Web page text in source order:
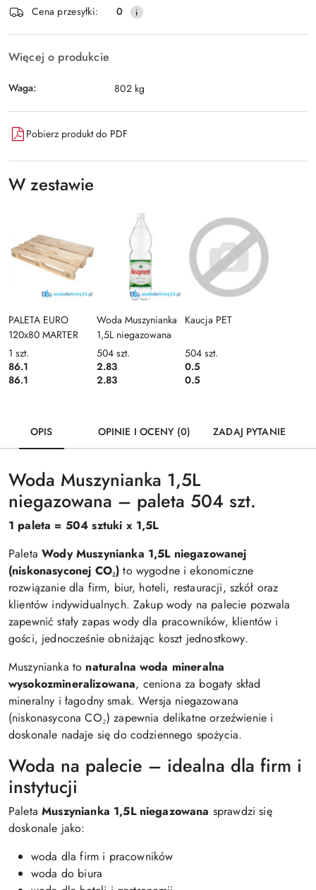
dostawa
Cena przesyłki:
0
Więcej o produkcie
Waga: 802 kg
Pobierz produkt do PDF
W zestawie
PALETA EURO
120x80 MARTER
1 szt.
86.1
86.1
Woda Muszynianka
1,5L niegazowana
504 szt.
2.83
2.83
Kaucja PET
504 szt.
0.5
0.5
OPIS OPINIE I OCENY (0) ZADAJ PYTANIE
Woda Muszynianka 1,5L
niegazowana – paleta 504 szt.
1 paleta = 504 sztuki x 1,5L
PaletaWody Muszynianka 1,5L niegazowanej
(niskonasyconej CO₂) to wygodne i ekonomiczne
rozwiązanie dla firm, biur, hoteli, restauracji, szkół oraz
klientów indywidualnych. Zakup wody na palecie pozwala
zapewnić stały zapas wody dla pracowników, klientów i
gości, jednocześnie obniżając koszt jednostkowy.
Muszynianka to naturalna woda mineralna
wysokozmineralizowana, ceniona za bogaty skład
mineralny i łagodny smak. Wersja niegazowana
(niskonasycona CO₂) zapewnia delikatne orzeźwienie i
doskonale nadaje się do codziennego spożycia.
Woda na palecie – idealna dla firm i
instytucji
PaletaMuszynianka 1,5L niegazowana sprawdzi się
doskonale jako:
woda dla firm i pracowników
woda do biura